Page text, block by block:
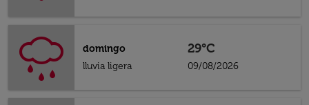
domingo
lluvia ligera
29°C
09/08/2026